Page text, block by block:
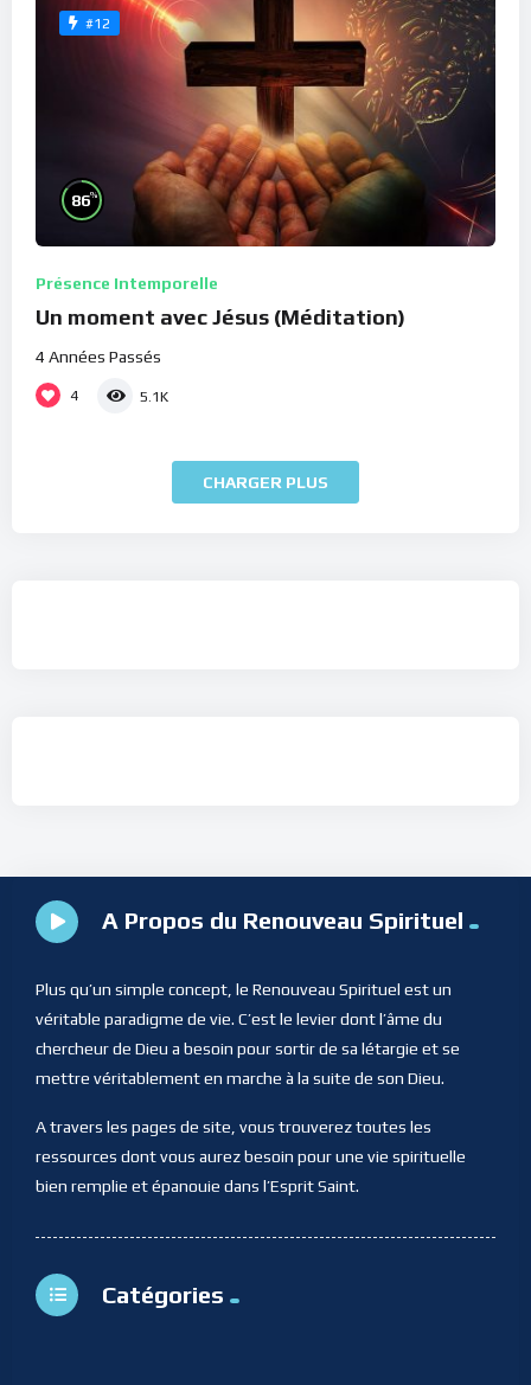
#12
86%
Présence Intemporelle
Un moment avec Jésus (Méditation)
4 Années Passés
4 5.1K
CHARGER PLUS
A Propos du Renouveau Spirituel
Plus qu’un simple concept, le Renouveau Spirituel est un
véritable paradigme de vie. C’est le levier dont l’âme du
chercheur de Dieu a besoin pour sortir de sa létargie et se
mettre véritablement en marche à la suite de son Dieu.
A travers les pages de site, vous trouverez toutes les
ressources dont vous aurez besoin pour une vie spirituelle
bien remplie et épanouie dans l’Esprit Saint.
Catégories